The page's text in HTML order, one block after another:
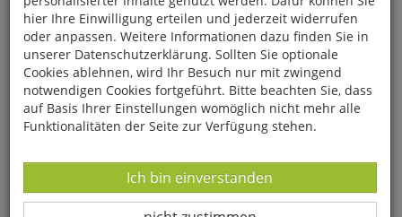
Aphorismen zur Lebensweisheit
hier Ihre Einwilligung erteilen und jederzeit widerrufen
oder anpassen. Weitere Informationen dazu finden Sie in
unserer Datenschutzerklärung. Sollten Sie optionale
Cookies ablehnen, wird Ihr Besuch nur mit zwingend
notwendigen Cookies fortgeführt. Bitte beachten Sie, dass
auf Basis Ihrer Einstellungen womöglich nicht mehr alle
Funktionalitäten der Seite zur Verfügung stehen.
Datenverarbeitung -
Ich bin einverstanden